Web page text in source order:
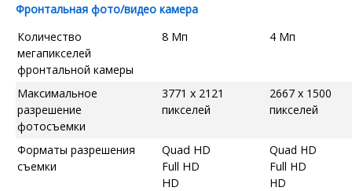
Фронтальная фото/видео камера
Количество
мегапикселей
фронтальной камеры
8 Мп 4 Мп
Максимальное
разрешение
фотосъемки
3771 x 2121
пикселей
2667 x 1500
пикселей
Форматы разрешения
съемки
Quad HD
Full HD
HD
Quad HD
Full HD
HD